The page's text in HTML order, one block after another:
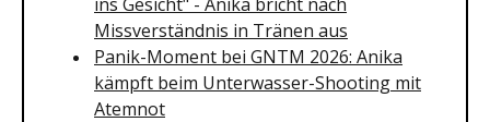
Missverständnis in Tränen aus
Panik-Moment bei GNTM 2026: Anika
kämpft beim Unterwasser-Shooting mit
Atemnot